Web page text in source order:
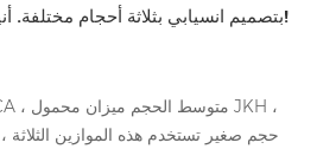
موازين Jadever بتصميم انسيابي بثلاثة أحجام مختلفة. أنيق للغاية!